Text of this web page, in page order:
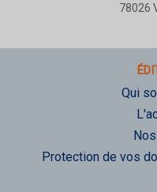
78026
Qui
Protection de vos